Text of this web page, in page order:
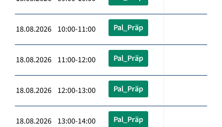
18.08.2026 10:00-11:00 Pal_Präp
18.08.2026 11:00-12:00 Pal_Präp
18.08.2026 12:00-13:00 Pal_Präp
18.08.2026 13:00-14:00 Pal_Präp